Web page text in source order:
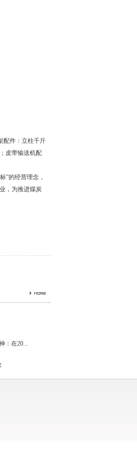
配件：立柱千斤
皮带输送机配
”的经营理念，
，为推进煤炭
：在20...